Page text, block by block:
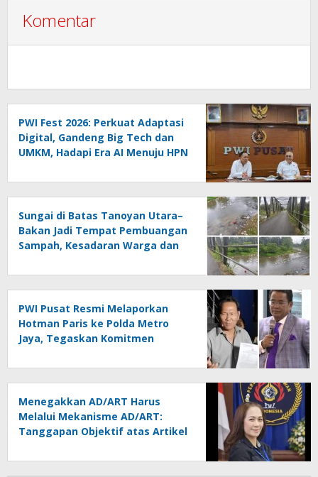
Komentar
PWI Fest 2026: Perkuat Adaptasi
Digital, Gandeng Big Tech dan
UMKM, Hadapi Era AI Menuju HPN
Sungai di Batas Tanoyan Utara–
Bakan Jadi Tempat Pembuangan
Sampah, Kesadaran Warga dan
Dipertanyakan
PWI Pusat Resmi Melaporkan
Hotman Paris ke Polda Metro
Jaya, Tegaskan Komitmen
Menegakkan AD/ART Harus
Melalui Mekanisme AD/ART:
Tanggapan Objektif atas Artikel
Konspirasi Melanggar Aturan”